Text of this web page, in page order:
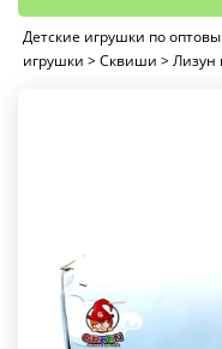
Детские игрушки по
игрушки > Сквиши > Лизун